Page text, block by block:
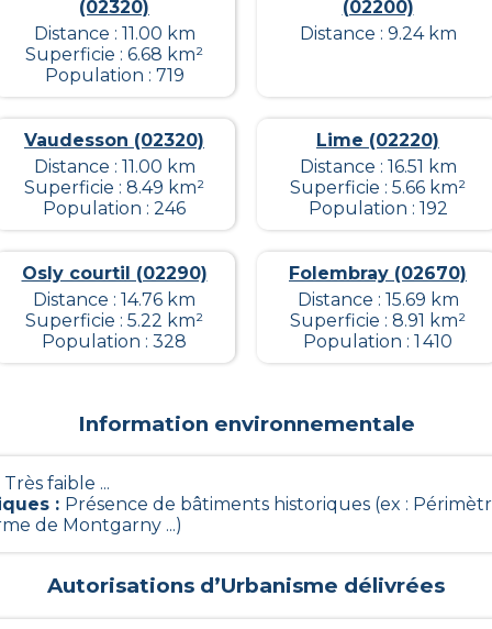
(02320)
Distance : 11.00 km
Superficie : 6.68 km²
Population : 719
(02200)
Distance : 9.24 km
Vaudesson (02320)
Distance : 11.00 km
Superficie : 8.49 km²
Population : 246
Lime (02220)
Distance : 16.51 km
Superficie : 5.66 km²
Population : 192
Osly courtil (02290)
Distance : 14.76 km
Superficie : 5.22 km²
Population : 328
Folembray (02670)
Distance : 15.69 km
Superficie : 8.91 km²
Population : 1 410
Information environnementale
Très faible ...
: Présence de bâtiments historiques (ex :
de Montgarny ...)
Autorisations d’Urbanisme délivrées